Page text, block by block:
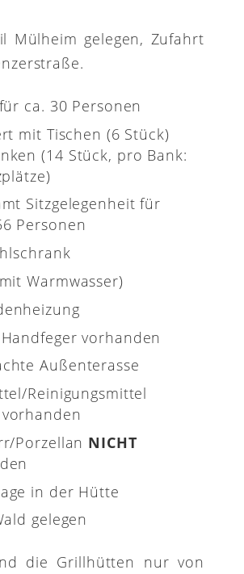
Mülheim gelegen, Zufahrt
ca. 30 Personen
mit Tischen (6 Stück)
(14 Stück, pro Bank:
Sitzgelegenheit für
Personen
Warmwasser)
vorhanden
Außenterasse
Reinigungsmittel
vorhanden
Porzellan NICHT
in der Hütte
gelegen
die Grillhütten nur von